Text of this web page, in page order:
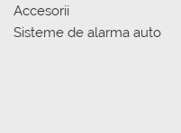
Accesorii
Sisteme de alarma auto